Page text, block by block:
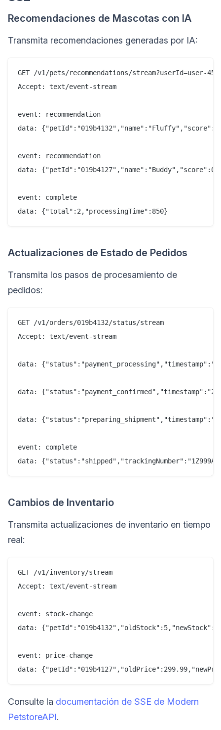
Recomendaciones de Mascotas con IA
Transmita recomendaciones generadas por IA:
GET /v1/pets/recommendations/stream?userId=user-456
Accept: text/event-stream
event: recommendation
data:
event: recommendation
data:
event: complete
Actualizaciones de Estado de Pedidos
Transmita los pasos de procesamiento de
pedidos:
GET /v1/orders/019b4132/status/stream
Accept: text/event-stream
data:
data:
data:
event: complete
Cambios de Inventario
Transmita actualizaciones de inventario en tiempo
real:
GET /v1/inventory/stream
Accept: text/event-stream
event: stock-change
data:
event: price-change
Consulte la documentación de SSE de Modern
PetstoreAPI.